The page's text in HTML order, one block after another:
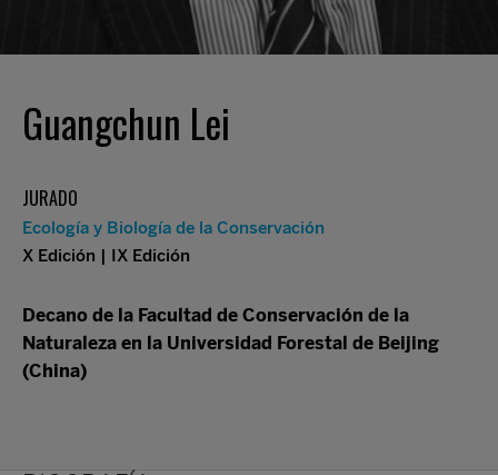
Guangchun Lei
JURADO
Ecología y Biología de la Conservación
X Edición | IX Edición
Decano de la Facultad de Conservación de la
Naturaleza en la Universidad Forestal de Beijing
(China)